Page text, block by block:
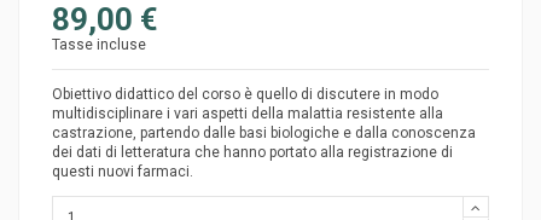
89,00 €
Tasse incluse
Obiettivo didattico del corso è quello di discutere in modo
multidisciplinare i vari aspetti della malattia resistente alla
castrazione, partendo dalle basi biologiche e dalla conoscenza
dei dati di letteratura che hanno portato alla registrazione di
questi nuovi farmaci.